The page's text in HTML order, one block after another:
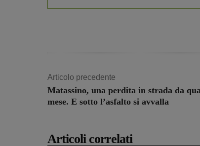
Articolo precedente
Matassino, una perdita in strada da
mese. E sotto l’asfalto si avvalla
Articoli correlati